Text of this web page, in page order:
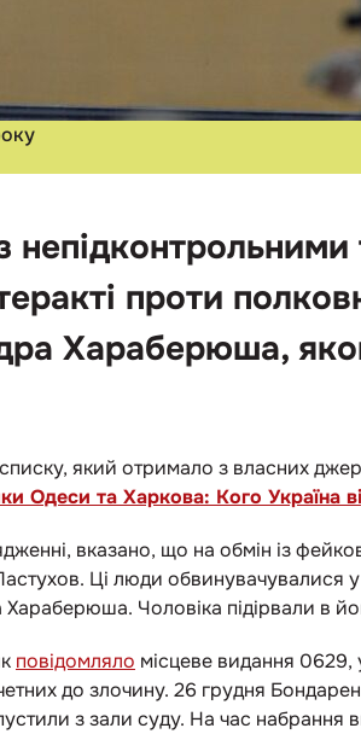
проти
Хараберюша,
який отримало з власних
Одеси та Харкова: Кого Україна
вказано, що на обмін із
Ці люди обвинувачувалися
Чоловіка підірвали в
повідомляло місцеве видання 0629,
до злочину. 26 грудня
з зали суду. На час набрання